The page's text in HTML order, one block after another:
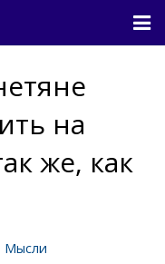
на
же, как
Мысли